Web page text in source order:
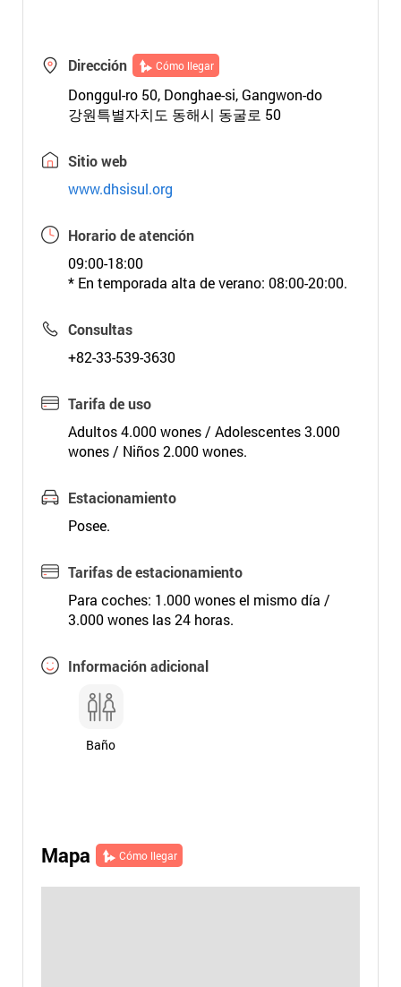
Dirección Cómo llegar
Donggul-ro 50, Donghae-si, Gangwon-do
강원특별자치도 동해시 동굴로 50
Sitio web
www.dhsisul.org
Horario de atención
09:00-18:00
* En temporada alta de verano: 08:00-20:00.
Consultas
+82-33-539-3630
Tarifa de uso
Adultos 4.000 wones / Adolescentes 3.000
wones / Niños 2.000 wones.
Estacionamiento
Posee.
Tarifas de estacionamiento
Para coches: 1.000 wones el mismo día /
3.000 wones las 24 horas.
Información adicional
Baño
Mapa Cómo llegar